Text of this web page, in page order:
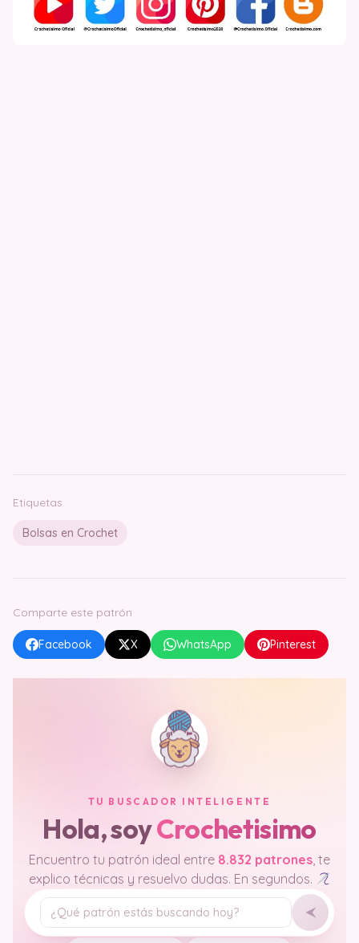
Etiquetas
Bolsas en Crochet
Comparte este patrón
Facebook X WhatsApp Pinterest
TU BUSCADOR INTELIGENTE
Hola, soyCrochetisimo
Encuentro tu patrón ideal entre 8.832 patrones, te
explico técnicas y resuelvo dudas. En segundos.
Tu pregunta